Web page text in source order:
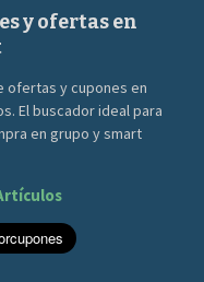
y ofertas en
ofertas y cupones en
El buscador ideal para
en grupo y smart